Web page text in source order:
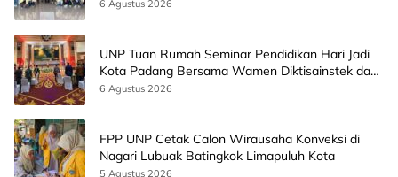
6 Agustus 2026
UNP Tuan Rumah Seminar Pendidikan Hari Jadi
Kota Padang Bersama Wamen Diktisainstek dan
CEO EMGS Malaysia
6 Agustus 2026
FPP UNP Cetak Calon Wirausaha Konveksi di
Nagari Lubuak Batingkok Limapuluh Kota
5 Agustus 2026